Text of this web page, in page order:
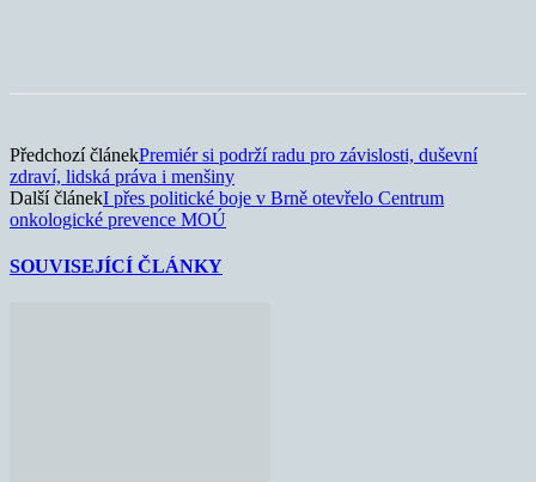
Předchozí článekPremiér si podrží radu pro závislosti, duševní
zdraví, lidská práva i menšiny
Další článekI přes politické boje v Brně otevřelo Centrum
onkologické prevence MOÚ
SOUVISEJÍCÍ ČLÁNKY